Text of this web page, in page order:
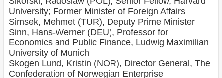
University; Former Minister of Foreign Affairs
Simsek, Mehmet (TUR), Deputy Prime Minister
Sinn, Hans-Werner (DEU), Professor for
Economics and Public Finance, Ludwig Maximilian
University of Munich
Skogen Lund, Kristin (NOR), Director General, The
Confederation of Norwegian Enterprise